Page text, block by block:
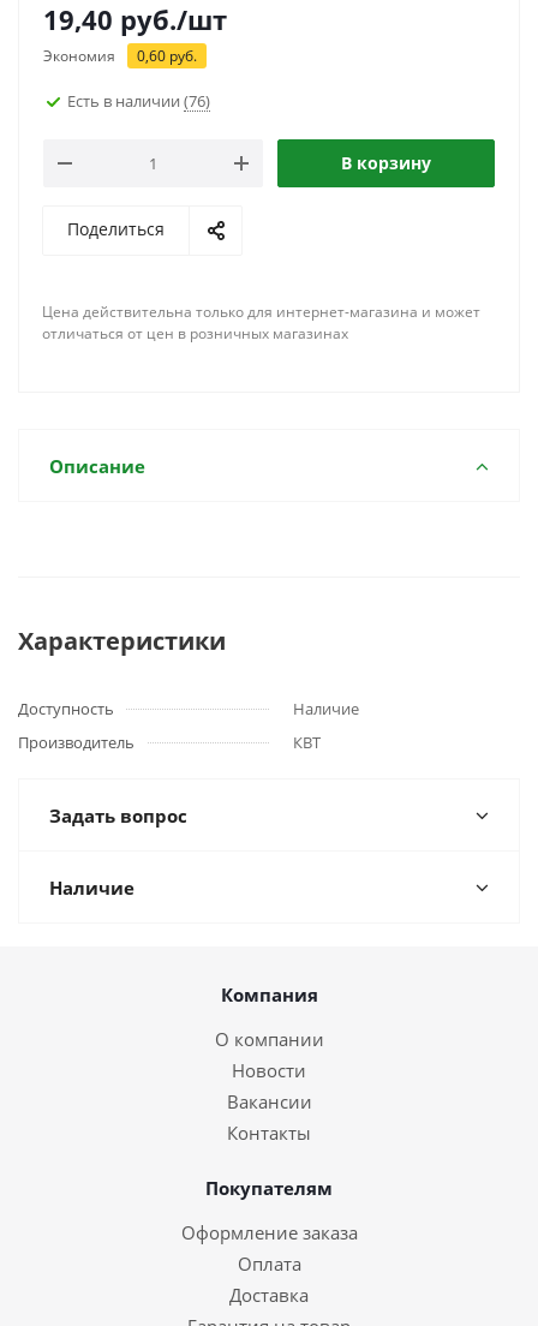
19,40 руб./шт
Экономия 0,60 руб.
Есть в наличии (76)
В корзину
Поделиться
Цена действительна только для интернет-магазина и может
отличаться от цен в розничных магазинах
Описание
Характеристики
Доступность
Наличие
Производитель
КВТ
Задать вопрос
Наличие
Компания
О компании
Новости
Вакансии
Контакты
Покупателям
Оформление заказа
Оплата
Доставка